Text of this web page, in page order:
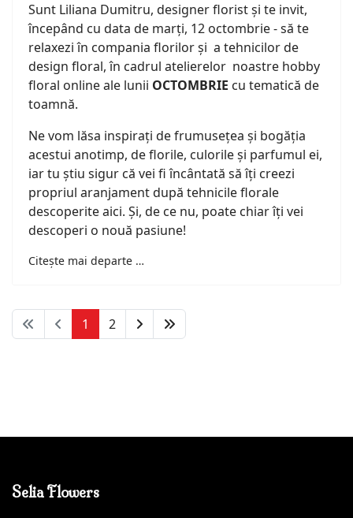
Sunt Liliana Dumitru, designer florist și te invit,
începând cu data de marți, 12 octombrie - să te
relaxezi în compania florilor și a tehnicilor de
design floral, în cadrul atelierelor noastre hobby
floral online ale lunii OCTOMBRIE cu tematică de
toamnă.
Ne vom lăsa inspirați de frumusețea și bogăția
acestui anotimp, de florile, culorile și parfumul ei,
iar tu știu sigur că vei fi încântată să îți creezi
propriul aranjament după tehnicile florale
descoperite aici. Și, de ce nu, poate chiar îți vei
descoperi o nouă pasiune!
Citește mai departe …
1 2
Selia Flowers